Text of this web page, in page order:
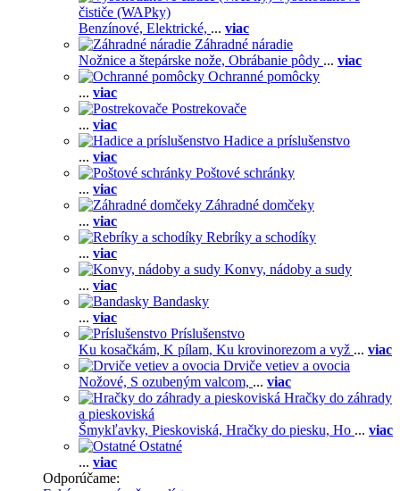
čističe (WAPky)
Benzínové, Elektrické, ... viac
Záhradné náradie
Nožnice a štepárske nože, Obrábanie pôdy ... viac
Ochranné pomôcky
... viac
Postrekovače
... viac
Hadice a príslušenstvo
... viac
Poštové schránky
... viac
Záhradné domčeky
... viac
Rebríky a schodíky
... viac
Konvy, nádoby a sudy
... viac
Bandasky
... viac
Príslušenstvo
Ku kosačkám, K pílam, Ku krovinorezom a vyž ... viac
Drviče vetiev a ovocia
Nožové, S ozubeným valcom, ... viac
Hračky do záhrady
a pieskoviská
Šmykľavky, Pieskoviská, Hračky do piesku, Ho ... viac
Ostatné
... viac
Odporúčame: